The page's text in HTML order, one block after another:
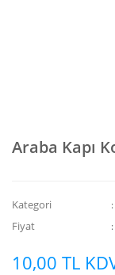
Araba Kapı
Kategori
Fiyat
10,00 TL